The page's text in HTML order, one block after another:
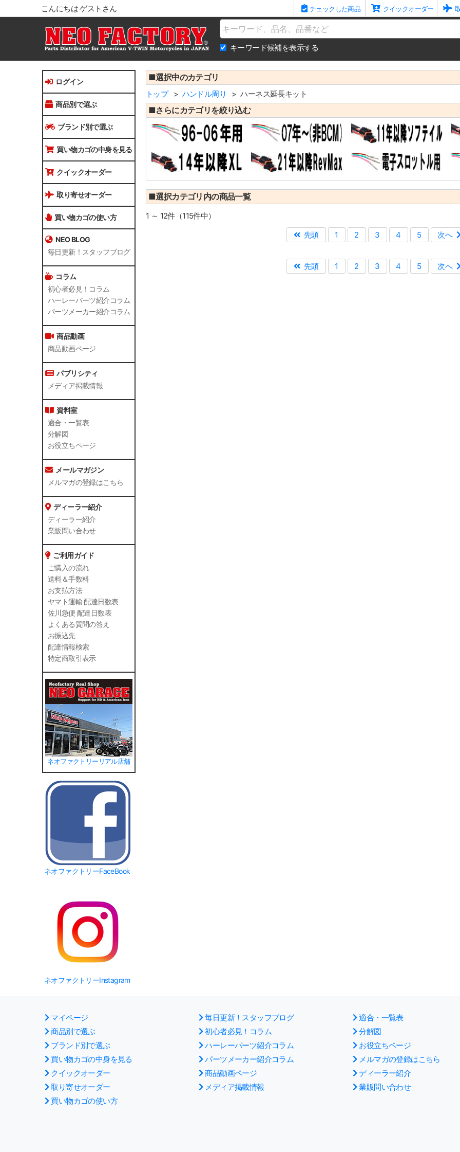
こんにちは ゲストさん チェックした商品 クイックオーダー
Name
キーワード候補を表示する
ログイン
商品別で選ぶ
ブランド別で選ぶ
買い物カゴの中身を見る
クイックオーダー
取り寄せオーダー
買い物カゴの使い方
NEO BLOG
毎日更新！スタッフブログ
コラム
初心者必見！コラム
ハーレーパーツ紹介コラム
パーツメーカー紹介コラム
商品動画
商品動画ページ
パブリシティ
メディア掲載情報
資料室
適合・一覧表
分解図
お役立ちページ
メールマガジン
メルマガの登録はこちら
ディーラー紹介
ディーラー紹介
業販問い合わせ
ご利用ガイド
ご購入の流れ
送料＆手数料
お支払方法
ヤマト運輸 配達日数表
佐川急便 配達日数表
よくある質問の答え
お振込先
配達情報検索
特定商取引表示
ネオファクトリーリアル店舗
ネオファクトリーFaceBook
ネオファクトリーInstagram
■選択中のカテゴリ
トップ ハンドル周り ハーネス延長キット
■さらにカテゴリを絞り込む
■選択カテゴリ内の商品一覧
1 ～ 12件（115件中）
先頭
1 2 3 4 5 次へ
先頭 1 2 3 4 5 次へ
マイページ
商品別で選ぶ
ブランド別で選ぶ
買い物カゴの中身を見る
クイックオーダー
取り寄せオーダー
買い物カゴの使い方
毎日更新！スタッフブログ
初心者必見！コラム
ハーレーパーツ紹介コラム
パーツメーカー紹介コラム
商品動画ページ
メディア掲載情報
適合・一覧表
分解図
お役立ちページ
メルマガの登録はこちら
ディーラー紹介
業販問い合わせ